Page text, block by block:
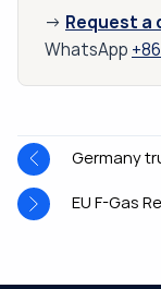
→ Request a
WhatsApp
Germany
EU F-Gas